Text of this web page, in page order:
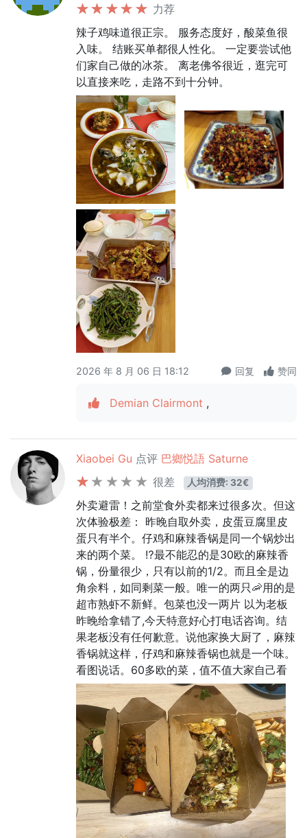
力荐
辣子鸡味道很正宗。 服务态度好，酸菜鱼很
入味。 结账买单都很人性化。 一定要尝试他
们家自己做的冰茶。 离老佛爷很近，逛完可
以直接来吃，走路不到十分钟。
2026 年 8 月 06 日 18:12 回复 赞同
Demian Clairmont ,
Xiaobei Gu 点评 巴鄉悦語 Saturne
很差
人均消费: 32€
外卖避雷！之前堂食外卖都来过很多次。但这
次体验极差： 昨晚自取外卖，皮蛋豆腐里皮
蛋只有半个。仔鸡和麻辣香锅是同一个锅炒出
来的两个菜。 ⁉️最不能忍的是30欧的麻辣香
锅，份量很少，只有以前的1/2。而且全是边
角余料，如同剩菜一般。唯一的两只🦐用的是
超市熟虾不新鲜。包菜也没一两片 以为老板
昨晚给拿错了,今天特意好心打电话咨询。结
果老板没有任何歉意。说他家换大厨了，麻辣
香锅就这样，仔鸡和麻辣香锅也就是一个味。
看图说话。60多欧的菜，值不值大家自己看